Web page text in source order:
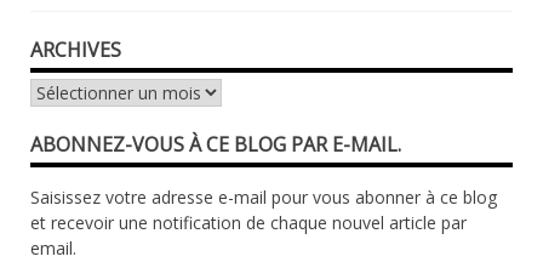
ARCHIVES
Archives
ABONNEZ-VOUS À CE BLOG PAR E-MAIL.
Saisissez votre adresse e-mail pour vous abonner à ce blog
et recevoir une notification de chaque nouvel article par
email.